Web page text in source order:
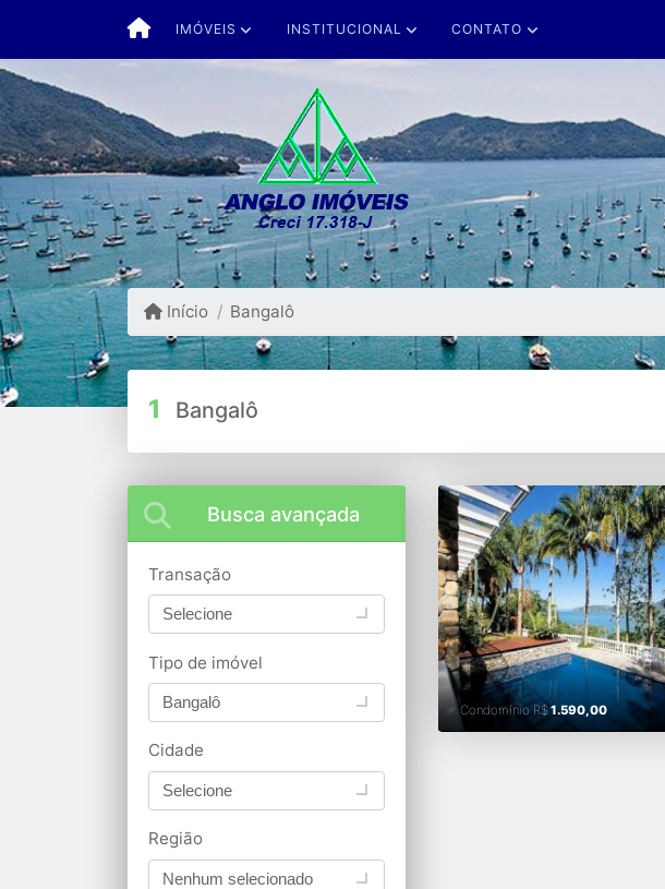
IMÓVEIS INSTITUCIONAL CONTATO
Início Bangalô
1 Bangalô
Busca avançada
Transação
Selecione
Tipo de imóvel
Bangalô
Cidade
Selecione
Região
Nenhum selecionado
CondomínioR$1.590,00